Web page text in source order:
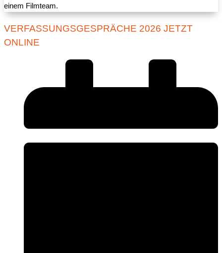
VERFASSUNGSGESPRÄCHE 2026 JETZT
ONLINE